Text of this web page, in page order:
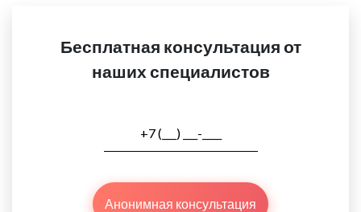
Бесплатная консультация от
наших специалистов
Анонимная консультация